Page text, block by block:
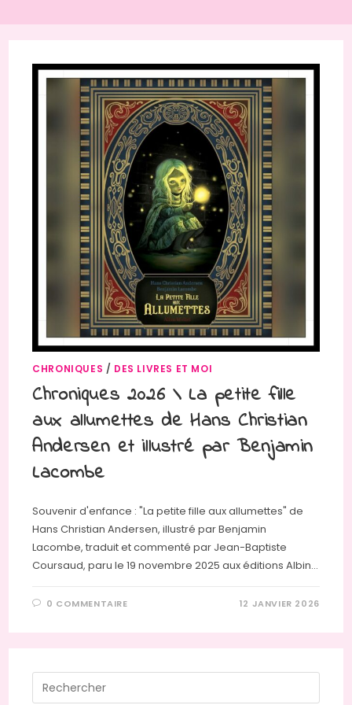
CHRONIQUES / DES LIVRES ET MOI
Chroniques 2026 \ La petite fille
aux allumettes de Hans Christian
Andersen et illustré par Benjamin
Lacombe
Souvenir d'enfance : "La petite fille aux allumettes" de
Hans Christian Andersen, illustré par Benjamin
Lacombe, traduit et commenté par Jean-Baptiste
Coursaud, paru le 19 novembre 2025 aux éditions Albin…
0 COMMENTAIRE 12 JANVIER 2026